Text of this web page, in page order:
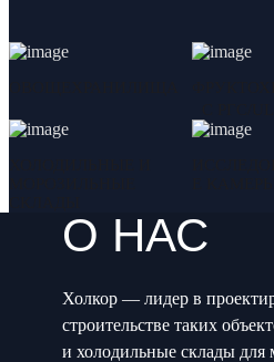
О НАС
Холкор — лидер в
строительстве таких
и холодильные склады для